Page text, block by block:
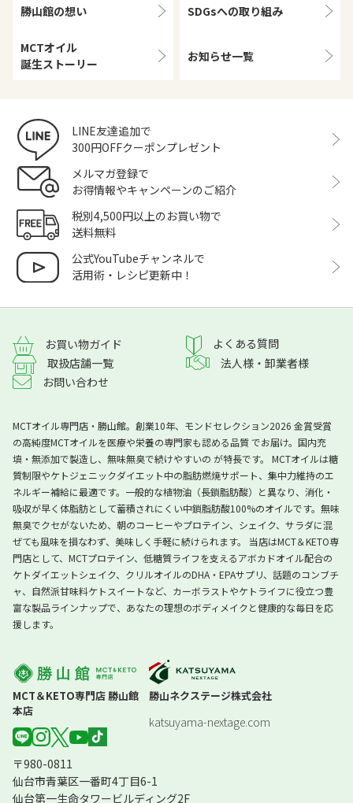
勝山館の想い SDGsへの取り組み
MCTオイル
誕生ストーリー
お知らせ一覧
LINE友達追加で
300円OFFクーポンプレゼント
メルマガ登録で
お得情報やキャンペーンのご紹介
税別4,500円以上のお買い物で
送料無料
公式YouTubeチャンネルで
活用術・レシピ更新中！
お買い物ガイド
よくある質問
取扱店舗一覧
法人様・卸業者様
お問い合わせ
MCTオイル専門店・勝山館。創業10年、モンドセレクション2026 金賞受賞
の高純度MCTオイルを医療や栄養の専門家も認める品質 でお届け。国内充
填・無添加で製造し、無味無臭で続けやすいの が特長です。 MCTオイルは糖
質制限やケトジェニックダイエット中の脂肪燃焼サポート、集中力維持のエ
ネルギー補給に最適です。一般的な植物油（長鎖脂肪酸）と異なり、消化・
吸収が早く体脂肪として蓄積されにくい中鎖脂肪酸100%のオイルです。無味
無臭でクセがないため、朝のコーヒーやプロテイン、シェイク、サラダに混
ぜても風味を損なわず、美味しく手軽に続けられます。 当店はMCT＆KETO専
門店として、MCTプロテイン、低糖質ライフを支えるアボカドオイル配合の
ケトダイエットシェイク、クリルオイルのDHA・EPAサプリ、話題のコンブチ
ャ、自然派甘味料ケトスイートなど、カーボラストやケトライフに役立つ豊
富な製品ラインナップで、あなたの理想のボディメイクと健康的な毎日を応
援します。
MCT＆KETO専門店 勝山館
本店
勝山ネクステージ株式会社
katsuyama-nextage.com
〒980-0811
仙台市青葉区一番町4丁目6-1
仙台第一生命タワービルディング2F